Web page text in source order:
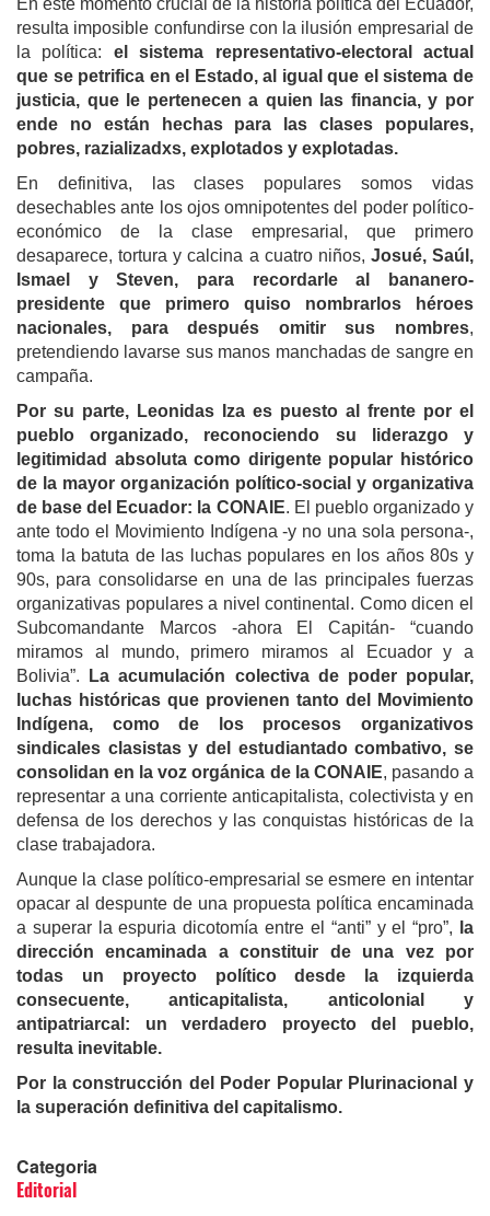
resulta imposible confundirse con la ilusión empresarial de
la política: el sistema representativo-electoralactual
que se petrifica en el Estado, al igual que el sistema de
justicia, que le pertenecen a quien las financia,y por
ende no están hechaspara las clases populares,
pobres, razializadxs, explotados y explotadas.
En definitiva, las clases populares somos vidas
desechables ante los ojos omnipotentes del poder político-
económico de la clase empresarial, que primero
desaparece, tortura y calcina a cuatro niños, Josué, Saúl,
Ismael y Steven, para recordarle al bananero-
presidente que primero quiso nombrarlos héroes
nacionales,
para después omitirsus nombres,
pretendiendo lavarse sus manos manchadas de sangre en
campaña.
Por su parte, Leonidas Iza es puesto al frente por el
pueblo organizado, reconociendo su liderazgo y
legitimidad absoluta como dirigente popular histórico
de la mayor organización político-social y organizativa
de base del Ecuador: la CONAIE. El pueblo organizado y
ante todo el Movimiento Indígena -y no una sola persona-,
toma la batuta de las luchas populares en los años 80s y
90s, para consolidarse en una de las principales fuerzas
organizativas populares a nivel continental. Como dicen el
Subcomandante Marcos -ahora El Capitán- “cuando
miramos al mundo, primero miramos al Ecuador y a
Bolivia”.
La acumulación colectiva de poder popular,
luchas históricas que provienen tanto del Movimiento
Indígena, como de los procesos organizativos
sindicales clasistas y del estudiantado combativo, se
consolidan en la voz orgánica de la CONAIE, pasando a
representar a una corriente anticapitalista, colectivista y en
defensa de los derechos y las conquistas históricas de la
clase trabajadora.
Aunque la clase político-empresarial se esmere en intentar
opacar al despunte de una propuesta política encaminada
a superar la espuria dicotomía entre el “anti” y el “pro”,
la
dirección encaminada aconstituir de una vez por
todas un proyecto político desde la izquierda
consecuente, anticapitalista, anticolonial y
antipatriarcal: un verdadero proyecto del pueblo,
resulta inevitable.
Por la construcción del Poder Popular Plurinacional y
la superación definitiva del capitalismo.
Categoria
Editorial